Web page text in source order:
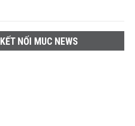
KẾT NỐI MUC NEWS